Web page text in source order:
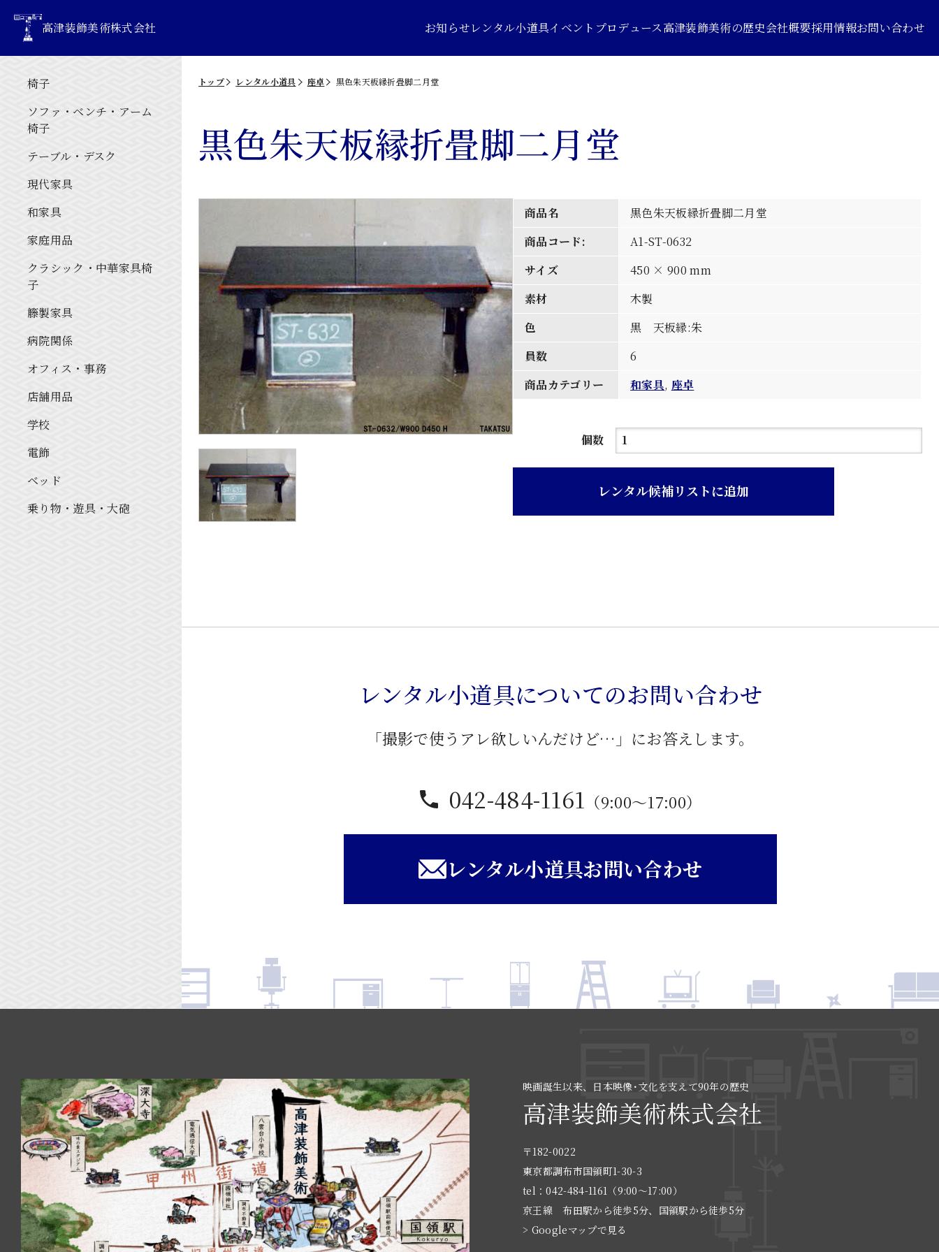
高津装飾美術株式会社 お知らせレンタル小道具イベントプロデュース高津装飾美術の歴史会社概要採用情報お問い合わせ
椅子
ソファ・ベンチ・アーム
椅子
テーブル・デスク
現代家具
和家具
家庭用品
クラシック・中華家具椅
子
籐製家具
病院関係
オフィス・事務
店舗用品
学校
電飾
ベッド
乗り物・遊具・大砲
トップ レンタル小道具 座卓 黒色朱天板縁折畳脚二月堂
黒色朱天板縁折畳脚二月堂
商品名
黒色朱天板縁折畳脚二月堂
商品コード:
A1-ST-0632
サイズ
450 × 900 mm
素材
木製
色
黒 天板縁:朱
員数
6
商品カテゴリー
和家具, 座卓
個数
黒
堂
個
レンタル候補リストに追加
レンタル小道具についてのお問い合わせ
「撮影で使うアレ欲しいんだけど…」にお答えします。
042-484-1161 （9:00〜17:00）
レンタル小道具お問い合わせ
映画誕生以来、日本映像･文化を支えて90年の歴史
高津装飾美術株式会社
〒182-0022
東京都調布市国領町1-30-3
tel：042-484-1161（9:00〜17:00）
京王線 布田駅から徒歩5分、国領駅から徒歩5分
> Googleマップで見る